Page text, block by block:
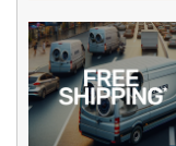
Publicatiedatum
Kenmerken
Ondersteuning voor